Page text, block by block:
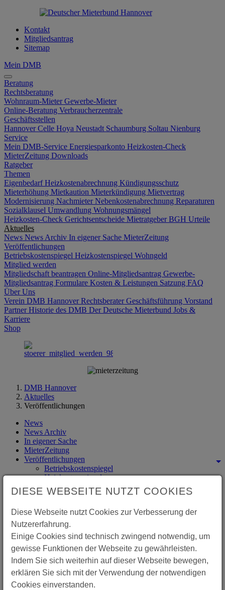
Kontakt
Mitgliedsantrag
Sitemap
Mein DMB
Beratung
Rechtsberatung
Wohnraum-MieterGewerbe-Mieter
Online-Beratung Verbraucherzentrale
Geschäftsstellen
HannoverCelle Hoya Neustadt Schaumburg Soltau Nienburg
Service
Mein DMB-Service Energiesparkonto Heizkosten-Check
MieterZeitung Downloads
Ratgeber
Themen
EigenbedarfHeizkostenabrechnung Kündigungsschutz
Mieterhöhung Mietkaution Mieterkündigung Mietvertrag
Modernisierung NachmieterNebenkostenabrechnung Reparaturen
Sozialklausel Umwandlung Wohnungsmängel
Heizkosten-Check Gerichtsentscheide MietratgeberBGH Urteile
Aktuelles
News News Archiv In eigener Sache MieterZeitung
Veröffentlichungen
Betriebskostenspiegel Heizkostenspiegel Wohngeld
Mitglied werden
Mitgliedschaft beantragen Online-Mitgliedsantrag Gewerbe-
Mitgliedsantrag Formulare Kosten & Leistungen Satzung FAQ
Über Uns
Verein DMB HannoverRechtsberaterGeschäftsführung Vorstand
PartnerHistorie des DMB Der Deutsche Mieterbund Jobs &
Karriere
Shop
DMB Hannover
Aktuelles
Veröffentlichungen
News
News Archiv
In eigener Sache
MieterZeitung
Veröffentlichungen
Betriebskostenspiegel
Heizkostenspiegel
Wohngeld
Veröffentlichungen
Der Deutsche Mieterbund Hannover e.V., der Mieterverein, stellt
Ihnen eine umfangreiche Palette an Informationsmaterialien zur
Verfügung. Darunter finden Sie in unserem OnlineshopBücher zu
Themen wie Mietrechtschutz, Wohnungskündigung, Mieterschutz,
Mieterhöhung, Mietrecht und Mieterpflichten. Diese können Sie
gleich online bestellen. Zudem können Sie unsere zweimonatlich
DIESE WEBSEITE NUTZT COOKIES
Diese Webseite nutzt Cookies zur Verbesserung der
Nutzererfahrung.
Einige Cookies sind technisch zwingend notwendig, um
gewisse Funktionen der Webseite zu gewährleisten.
Indem Sie sich weiterhin auf dieser Webseite bewegen,
erklären Sie sich mit der Verwendung der notwendigen
Cookies einverstanden.